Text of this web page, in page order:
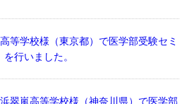
等学校様（東京都）で医学部受験セミ
行いました。
翠嵐高等学校様（神奈川県）で医学部